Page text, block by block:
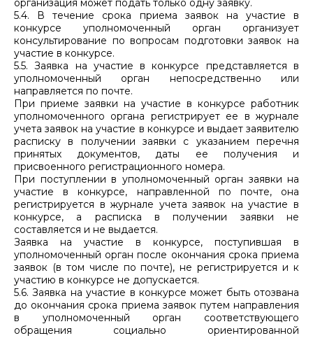
организация может подать только одну заявку.
5.4. В течение срока приема заявок на участие в
конкурсе уполномоченный орган организует
консультирование по вопросам подготовки заявок на
участие в конкурсе.
5.5. Заявка на участие в конкурсе представляется в
уполномоченный орган непосредственно или
направляется по почте.
При приеме заявки на участие в конкурсе работник
уполномоченного органа регистрирует ее в журнале
учета заявок на участие в конкурсе и выдает заявителю
расписку в получении заявки с указанием перечня
принятых документов, даты ее получения и
присвоенного регистрационного номера.
При поступлении в уполномоченный орган заявки на
участие в конкурсе, направленной по почте, она
регистрируется в журнале учета заявок на участие в
конкурсе, а расписка в получении заявки не
составляется и не выдается.
Заявка на участие в конкурсе, поступившая в
уполномоченный орган после окончания срока приема
заявок (в том числе по почте), не регистрируется и к
участию в конкурсе не допускается.
5.6. Заявка на участие в конкурсе может быть отозвана
до окончания срока приема заявок путем направления
в уполномоченный орган соответствующего
обращения социально ориентированной